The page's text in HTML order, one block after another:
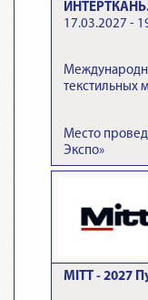
17.03.2027 -
текстильных
Место
Экспо»
MITT - 2027